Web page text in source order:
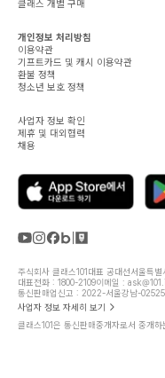
클래스 개별 구매
개인정보 처리방침
이용약관
기프트카드 및 캐시 이용약관
환불 정책
청소년 보호 정책
사업자 정보 확인
제휴 및 대외협력
채용
주식회사 클래스101대표 공대선서울특
대표전화 : 1800-2109이메일 :
통신판매업신고 : 2022-서울강남-02525
사업자 정보 자세히 보기
클래스101은 통신판매중개자로서 중개